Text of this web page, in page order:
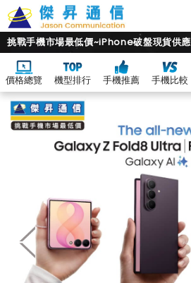
挑戰手機市場最低價~iPhone破盤現貨供應
價格總覽 機型排行 手機推薦 手機比較